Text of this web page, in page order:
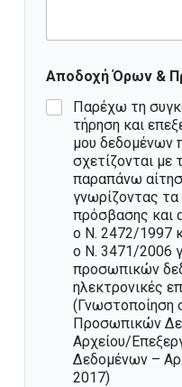
Αποδοχή Όρων &
Παρέχω τη
τήρηση και
μου δεδομένων
σχετίζονται με
παραπάνω
γνωρίζοντας
πρόσβασης και
ο Ν. 2472/1997
ο Ν. 3471/2006
προσωπικών
ηλεκτρονικές
(Γνωστοποίηση
Προσωπικών
Αρχείου/
Δεδομένων –
2017)